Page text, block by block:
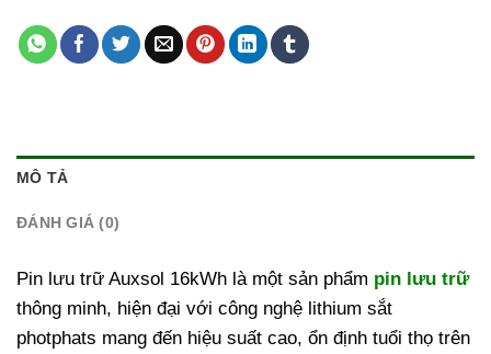
MÔ TẢ
ĐÁNH GIÁ (0)
Pin lưu trữ Auxsol 16kWh là một sản phẩm pin lưu trữ
thông minh, hiện đại với công nghệ lithium sắt
photphats mang đến hiệu suất cao, ổn định tuổi thọ trên